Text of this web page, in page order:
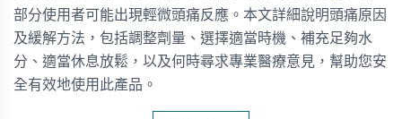
部分使用者可能出現輕微頭痛反應。本文詳細說明頭痛原因
及緩解方法，包括調整劑量、選擇適當時機、補充足夠水
分、適當休息放鬆，以及何時尋求專業醫療意見，幫助您安
全有效地使用此產品。